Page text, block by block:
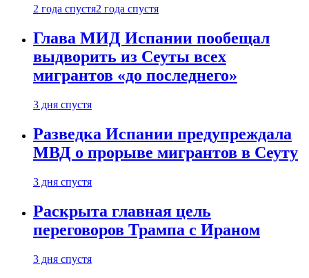
2 года спустя2 года спустя
Глава МИД Испании пообещал
выдворить из Сеуты всех
мигрантов «до последнего»
3 дня спустя
Разведка Испании предупреждала
МВД о прорыве мигрантов в Сеуту
3 дня спустя
Раскрыта главная цель
переговоров Трампа с Ираном
3 дня спустя